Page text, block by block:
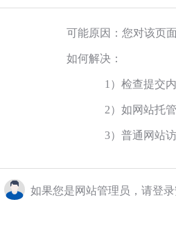
可能原因：您对该页
如何解决：
1）检查提交
2）如网站托
3）普通网站
如果您是网站管理员，请登